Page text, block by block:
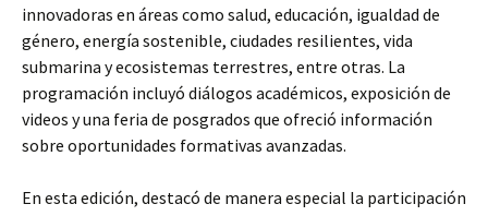
innovadoras en áreas como salud, educación, igualdad de
género, energía sostenible, ciudades resilientes, vida
submarina y ecosistemas terrestres, entre otras. La
programación incluyó diálogos académicos, exposición de
videos y una feria de posgrados que ofreció información
sobre oportunidades formativas avanzadas.
En esta edición, destacó de manera especial la participación